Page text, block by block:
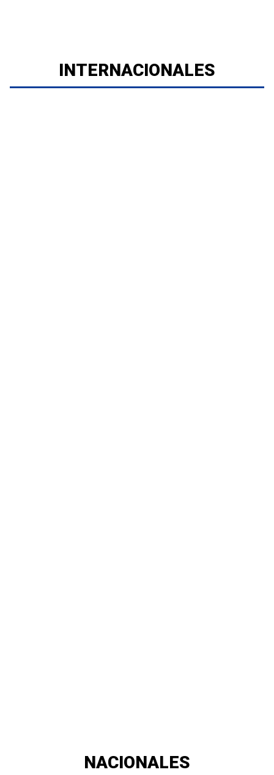
INTERNACIONALES
NACIONALES